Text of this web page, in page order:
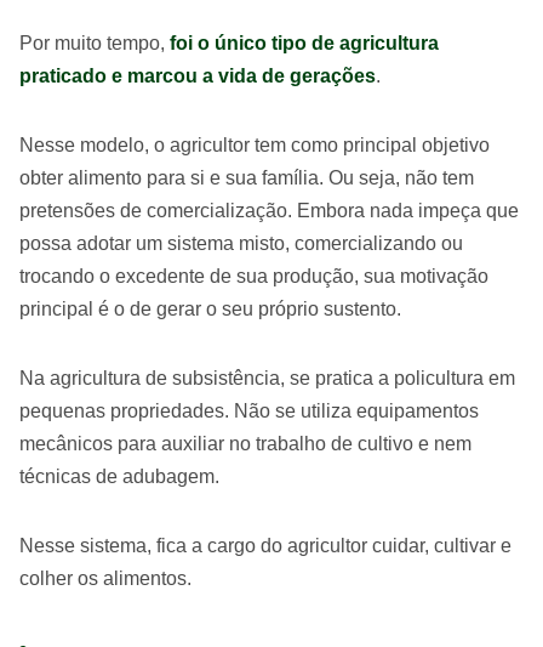
Por muito tempo, foi o único tipo de agricultura
praticado e marcou a vida de gerações.
Nesse modelo, o agricultor tem como principal objetivo
obter alimento para si e sua família. Ou seja, não tem
pretensões de comercialização. Embora nada impeça que
possa adotar um sistema misto, comercializando ou
trocando o excedente de sua produção, sua motivação
principal é o de gerar o seu próprio sustento.
Na agricultura de subsistência, se pratica a policultura em
pequenas propriedades. Não se utiliza equipamentos
mecânicos para auxiliar no trabalho de cultivo e nem
técnicas de adubagem.
Nesse sistema, fica a cargo do agricultor cuidar, cultivar e
colher os alimentos.